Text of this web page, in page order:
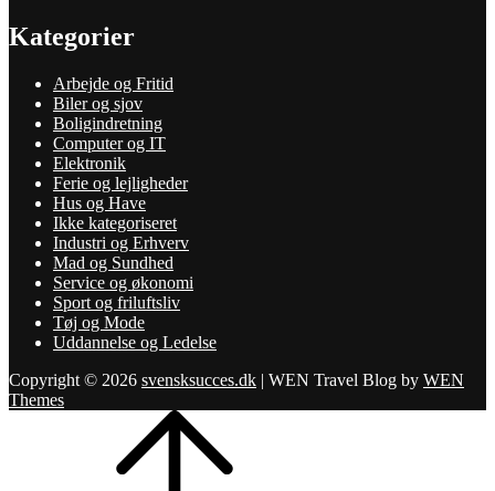
Kategorier
Arbejde og Fritid
Biler og sjov
Boligindretning
Computer og IT
Elektronik
Ferie og lejligheder
Hus og Have
Ikke kategoriseret
Industri og Erhverv
Mad og Sundhed
Service og økonomi
Sport og friluftsliv
Tøj og Mode
Uddannelse og Ledelse
Copyright © 2026 svensksucces.dk | WEN Travel Blog by WEN
Themes